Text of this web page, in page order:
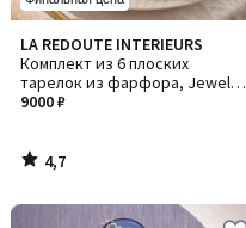
LA REDOUTE INTERIEURS
Комплект из 6 плоских
тарелок из фарфора, Jewely /
Джевели
9000 ₽
4,7
/ 5
4,7
/